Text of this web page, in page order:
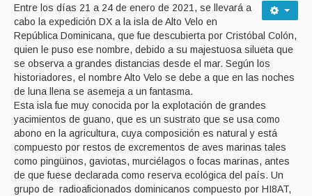
Entre los días 21 a 24 de enero de 2021, se llevará a
cabo la expedición DX a la isla de Alto Velo en
República Dominicana, que fue descubierta por Cristóbal Colón,
quien le puso ese nombre, debido a su majestuosa silueta que
se observa a grandes distancias desde el mar. Según los
historiadores, el nombre Alto Velo se debe a que en las noches
de luna llena se asemeja a un fantasma.
Esta isla fue muy conocida por la explotación de grandes
yacimientos de guano, que es un sustrato que se usa como
abono en la agricultura, cuya composición es natural y está
compuesto por restos de excrementos de aves marinas tales
como pingüinos, gaviotas, murciélagos o focas marinas, antes
de que fuese declarada como reserva ecológica del país. Un
grupo de radioaficionados dominicanos compuesto por HI8AT,